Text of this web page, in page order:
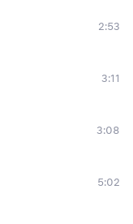
2:53
3:11
3:08
5:02